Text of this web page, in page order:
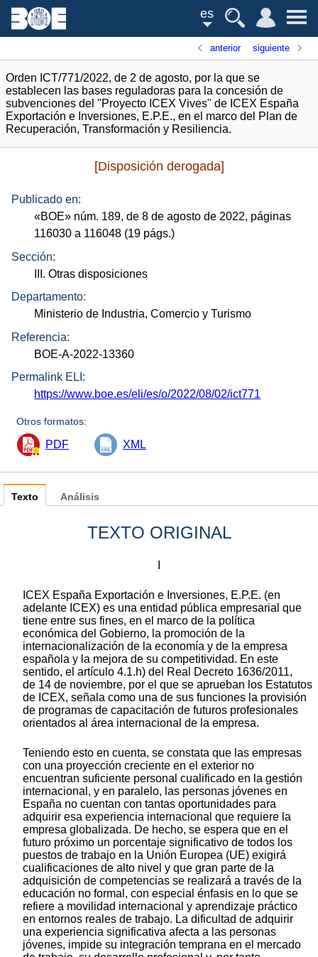
es
anterior siguiente
Orden ICT/771/2022, de 2 de agosto, por la que se
establecen las bases reguladoras para la concesión de
subvenciones del "Proyecto ICEX Vives" de ICEX España
Exportación e Inversiones, E.P.E., en el marco del Plan de
Recuperación, Transformación y Resiliencia.
[Disposición derogada]
Publicado en:
«BOE» núm. 189, de 8 de agosto de 2022, páginas
116030 a 116048 (19 págs.)
Sección:
III. Otras disposiciones
Departamento:
Ministerio de Industria, Comercio y Turismo
Referencia:
BOE-A-2022-13360
Permalink ELI:
https://www.boe.es/eli/es/o/2022/08/02/ict771
Otros formatos:
PDF XML
Texto
TEXTO ORIGINAL
ICEX España Exportación e Inversiones, E.P.E. (en
adelante ICEX) es una entidad pública empresarial que
tiene entre sus fines, en el marco de la política
económica del Gobierno, la promoción de la
internacionalización de la economía y de la empresa
española y la mejora de su competitividad. En este
sentido, el artículo 4.1.h) del Real Decreto 1636/2011,
de 14 de noviembre, por el que se aprueban los Estatutos
de ICEX, señala como una de sus funciones la provisión
de programas de capacitación de futuros profesionales
orientados al área internacional de la empresa.
Teniendo esto en cuenta, se constata que las empresas
con una proyección creciente en el exterior no
encuentran suficiente personal cualificado en la gestión
internacional, y en paralelo, las personas jóvenes en
España no cuentan con tantas oportunidades para
adquirir esa experiencia internacional que requiere la
empresa globalizada. De hecho, se espera que en el
futuro próximo un porcentaje significativo de todos los
puestos de trabajo en la Unión Europea (UE) exigirá
cualificaciones de alto nivel y que gran parte de la
adquisición de competencias se realizará a través de la
educación no formal, con especial énfasis en lo que se
refiere a movilidad internacional y aprendizaje práctico
en entornos reales de trabajo. La dificultad de adquirir
una experiencia significativa afecta a las personas
jóvenes, impide su integración temprana en el mercado
Análisis